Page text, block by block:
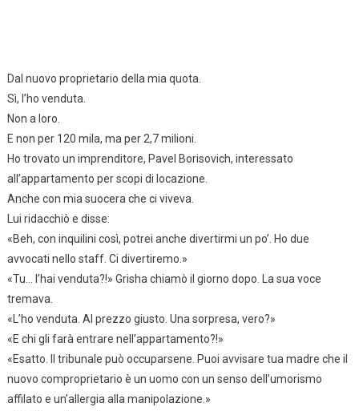
Dal nuovo proprietario della mia quota.
Sì, l’ho venduta.
Non a loro.
E non per 120 mila, ma per 2,7 milioni.
Ho trovato un imprenditore, Pavel Borisovich, interessato
all’appartamento per scopi di locazione.
Anche con mia suocera che ci viveva.
Lui ridacchiò e disse:
«Beh, con inquilini così, potrei anche divertirmi un po’. Ho due
avvocati nello staff. Ci divertiremo.»
«Tu… l’hai venduta?!» Grisha chiamò il giorno dopo. La sua voce
tremava.
«L’ho venduta. Al prezzo giusto. Una sorpresa, vero?»
«E chi gli farà entrare nell’appartamento?!»
«Esatto. Il tribunale può occuparsene. Puoi avvisare tua madre che il
nuovo comproprietario è un uomo con un senso dell’umorismo
affilato e un’allergia alla manipolazione.»